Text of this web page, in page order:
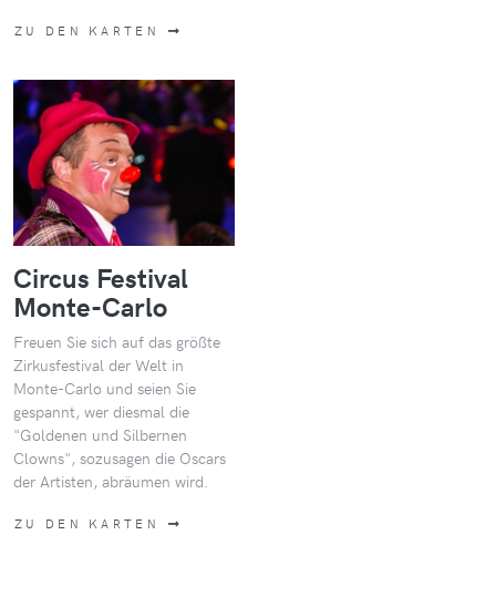
ZU DEN KARTEN
Circus Festival
Monte-Carlo
Freuen Sie sich auf das größte
Zirkusfestival der Welt in
Monte-Carlo und seien Sie
gespannt, wer diesmal die
"Goldenen und Silbernen
Clowns", sozusagen die Oscars
der Artisten, abräumen wird.
ZU DEN KARTEN